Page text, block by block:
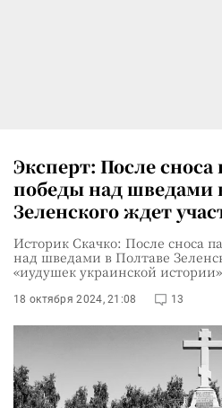
Эксперт: После
победы над шведами
Зеленского ждет
Историк Скачко: После сноса
над шведами в Полтаве
«иудушек украинской истории»
18 октября 2024, 21:08 13